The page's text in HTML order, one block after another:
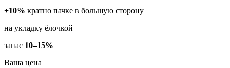
+10% кратно пачке в большую сторону
на укладку ёлочкой
запас 10–15%
Ваша цена